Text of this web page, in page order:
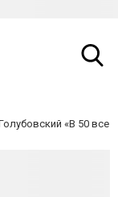
«В 50 все